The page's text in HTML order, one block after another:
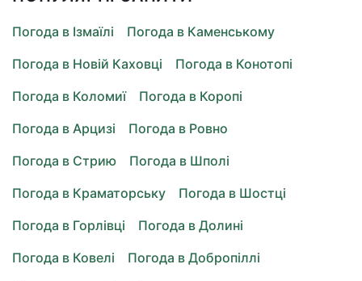
Погода в Ізмаїлі
Погода в Каменському
Погода в Новій Каховці
Погода в Конотопі
Погода в Коломиї
Погода в Коропі
Погода в Арцизі
Погода в Ровно
Погода в Стрию
Погода в Шполі
Погода в Краматорську
Погода в Шостці
Погода в Горлівці
Погода в Долині
Погода в Ковелі
Погода в Добропіллі